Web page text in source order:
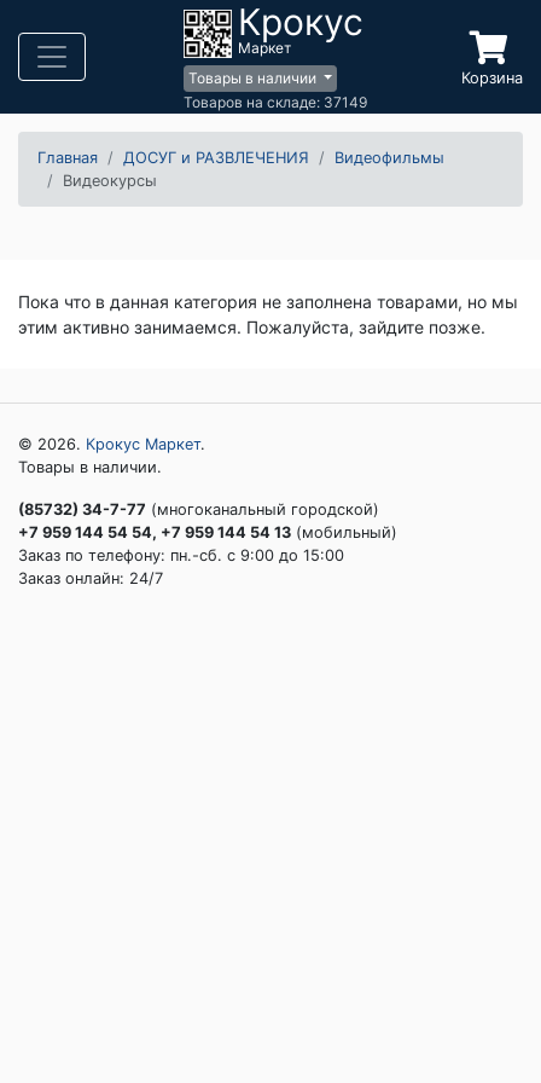
Крокус
Маркет
Товары в наличии
Товаров на складе: 37149
Корзина
Главная ДОСУГ и РАЗВЛЕЧЕНИЯ
Видеофильмы
Видеокурсы
Пока что в данная категория не заполнена товарами, но мы
этим активно занимаемся. Пожалуйста, зайдите позже.
© 2026. Крокус Маркет.
Товары в наличии.
(85732) 34-7-77 (многоканальный городской)
+7 959 144 54 54, +7 959 144 54 13 (мобильный)
Заказ по телефону: пн.-сб. c 9:00 до 15:00
Заказ онлайн: 24/7